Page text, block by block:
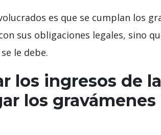
es que se cumplan los
sus obligaciones legales, sino
le debe.
los ingresos de
los